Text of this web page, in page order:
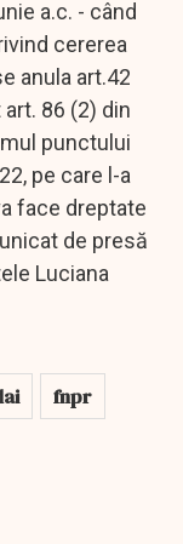
a.c. - când
cererea
anula art.42
86 (2) din
punctului
pe care l-a
face dreptate
de presă
Luciana
fnpr